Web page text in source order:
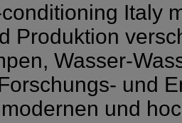
Italy
Produktion
Wasser-
und
und